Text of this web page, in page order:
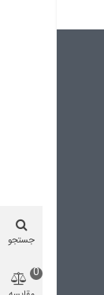
جستجو
0